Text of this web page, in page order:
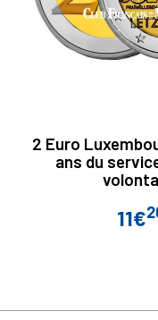
2 Euro
ans du
Prix
11€